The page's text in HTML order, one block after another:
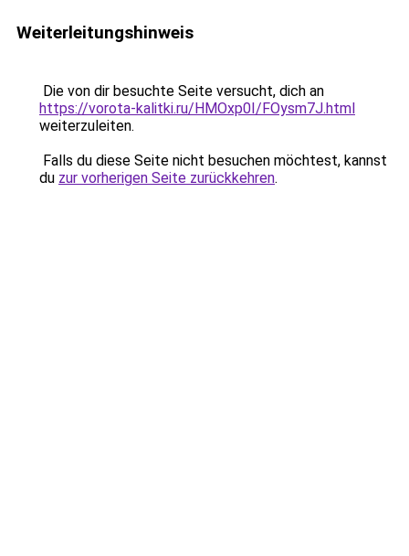
Weiterleitungshinweis
Die von dir besuchte Seite versucht, dich an
https://vorota-kalitki.ru/HMOxp0I/FOysm7J.html
weiterzuleiten.
Falls du diese Seite nicht besuchen möchtest, kannst
du zur vorherigen Seite zurückkehren.